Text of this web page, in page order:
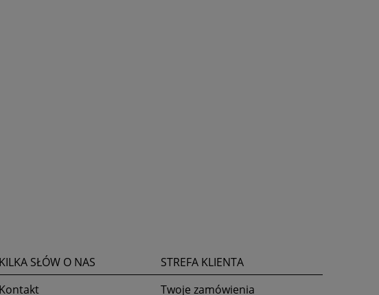
KILKA SŁÓW O NAS
Kontakt
STREFA KLIENTA
Twoje zamówienia